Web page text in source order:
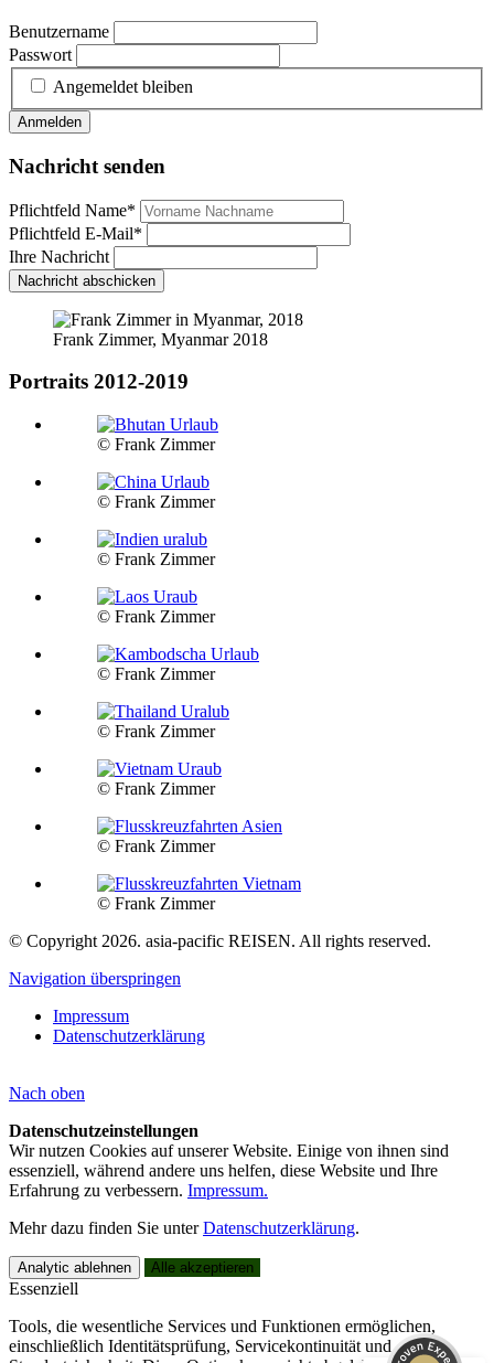
Benutzername
Passwort
Angemeldet bleiben
Anmelden
Nachricht senden
Pflichtfeld Name*
Pflichtfeld E-Mail*
Ihre Nachricht
Nachricht abschicken
Frank Zimmer, Myanmar 2018
Portraits 2012-2019
© Frank Zimmer
© Frank Zimmer
© Frank Zimmer
© Frank Zimmer
© Frank Zimmer
© Frank Zimmer
© Frank Zimmer
© Frank Zimmer
© Frank Zimmer
© Copyright 2026. asia-pacific REISEN. All rights reserved.
Navigation überspringen
Impressum
Datenschutzerklärung
Nach oben
Datenschutzeinstellungen
Wir nutzen Cookies auf unserer Website. Einige von ihnen sind
essenziell, während andere uns helfen, diese Website und Ihre
Erfahrung zu verbessern. Impressum.
Mehr dazu finden Sie unterDatenschutzerklärung.
Analytic ablehnen Alle akzeptieren
Essenziell
Tools, die wesentliche Services und Funktionen ermöglichen,
einschließlich Identitätsprüfung, Servicekontinuität und
Kundenbewertungen und Erfahrungen zu
asia-pacific REISEN
SEHR GUT
4,91 / 5,00